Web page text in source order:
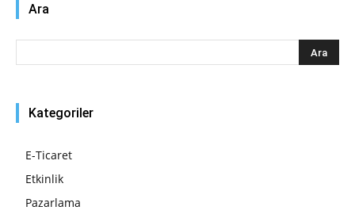
Ara
Kategoriler
E-Ticaret
Etkinlik
Pazarlama